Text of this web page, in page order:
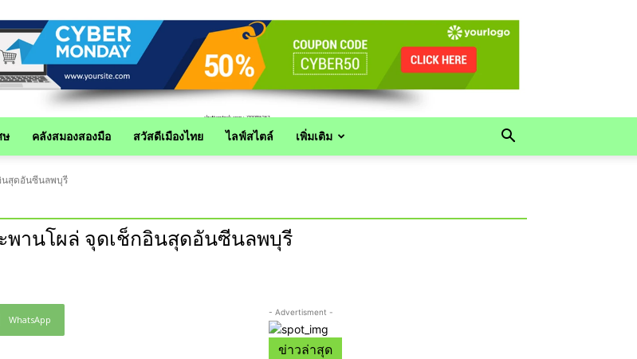
ษ คลังสมองสองมือ สวัสดีเมืองไทย ไลฟ์สไตล์ เพิ่มเติม
นสุดอันซีนลพบุรี
พานโผล่ จุดเช็กอินสุดอันซีนลพบุรี
WhatsApp
- Advertisment -
ข่าวล่าสุด